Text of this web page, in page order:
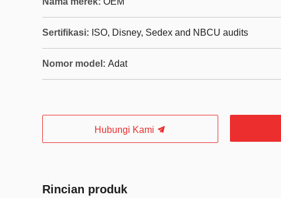
Sertifikasi: ISO, Disney, Sedex and NBCU audits
Nomor model: Adat
Hubungi Kami
Rincian produk